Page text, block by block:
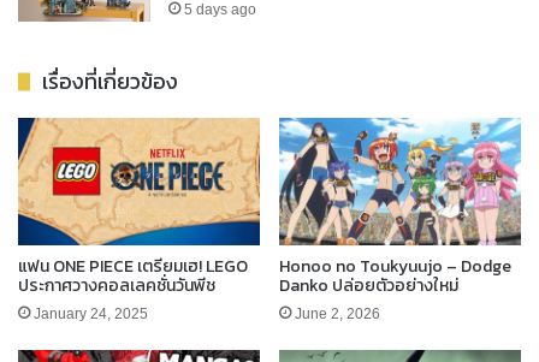
5 days ago
เรื่องที่เกี่ยวข้อง
แฟน ONE PIECE เตรียมเฮ! LEGO
ประกาศวางคอลเลคชั่นวันพีช
January 24, 2025
Honoo no Toukyuujo – Dodge
Danko ปล่อยตัวอย่างใหม่
June 2, 2026